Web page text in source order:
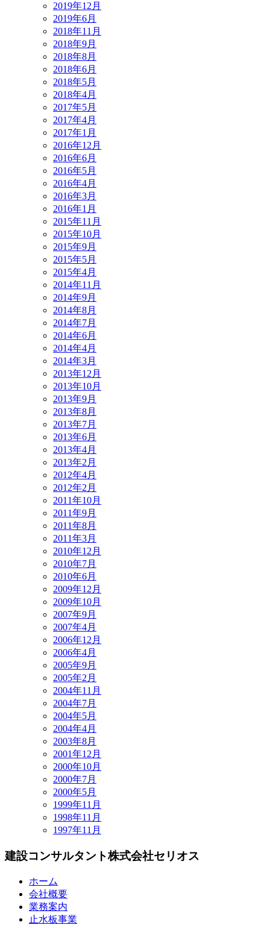
2019年12月
2019年6月
2018年11月
2018年9月
2018年8月
2018年6月
2018年5月
2018年4月
2017年5月
2017年4月
2017年1月
2016年12月
2016年6月
2016年5月
2016年4月
2016年3月
2016年1月
2015年11月
2015年10月
2015年9月
2015年5月
2015年4月
2014年11月
2014年9月
2014年8月
2014年7月
2014年6月
2014年4月
2014年3月
2013年12月
2013年10月
2013年9月
2013年8月
2013年7月
2013年6月
2013年4月
2013年2月
2012年4月
2012年2月
2011年10月
2011年9月
2011年8月
2011年3月
2010年12月
2010年7月
2010年6月
2009年12月
2009年10月
2007年9月
2007年4月
2006年12月
2006年4月
2005年9月
2005年2月
2004年11月
2004年7月
2004年5月
2004年4月
2003年8月
2001年12月
2000年10月
2000年7月
2000年5月
1999年11月
1998年11月
1997年11月
建設コンサルタント株式会社セリオス
ホーム
会社概要
業務案内
止水板事業